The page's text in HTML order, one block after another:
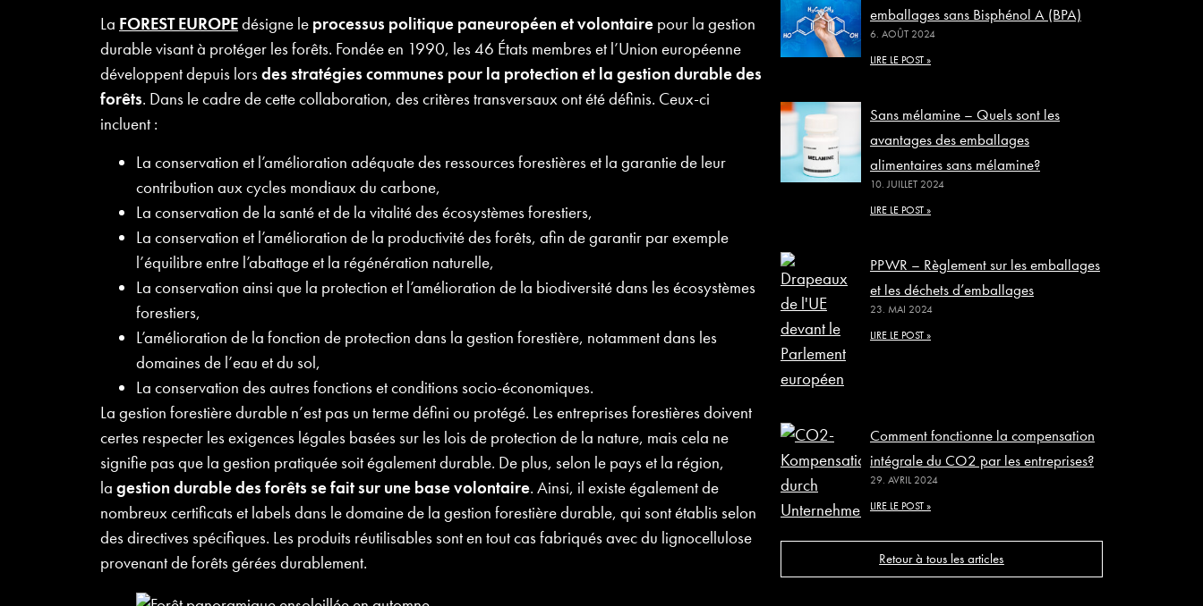
La FOREST EUROPEdésigne le processus politique paneuropéen et volontaire pour la gestion
durable visant à protéger les forêts. Fondée en 1990, les 46 États membres et l’Union européenne
développent depuis lorsdes stratégies communes pour la protection et la gestion durable des
forêts. Dans le cadre de cette collaboration, des critères transversaux ont été définis. Ceux-ci
incluent :
La conservation et l’amélioration adéquate des ressources forestières et la garantie de leur
contribution aux cycles mondiaux du carbone,
La conservation de la santé et de la vitalité des écosystèmes forestiers,
La conservation et l’amélioration de la productivité des forêts, afin de garantir par exemple
l’équilibre entre l’abattage et la régénération naturelle,
La conservation ainsi que la protection et l’amélioration de la biodiversité dans les écosystèmes
forestiers,
L’amélioration de la fonction de protection dans la gestion forestière, notamment dans les
domaines de l’eau et du sol,
La conservation des autres fonctions et conditions socio-économiques.
La gestion forestière durable n’est pas un terme défini ou protégé. Les entreprises forestières doivent
certes respecter les exigences légales basées sur les lois de protection de la nature, mais cela ne
signifie pas que la gestion pratiquée soit également durable. De plus, selon le pays et la région,
la gestion durable des forêts se fait sur une base volontaire. Ainsi, il existe également de
nombreux certificats et labels dans le domaine de la gestion forestière durable, qui sont établis selon
des directives spécifiques. Les produits réutilisables sont en tout cas fabriqués avec du lignocellulose
provenant de forêts gérées durablement.
emballages sans Bisphénol A (BPA)
6. AOÛT 2024
LIRE LE POST »
Sans mélamine – Quels sont les
avantages des emballages
alimentaires sans mélamine?
10. JUILLET 2024
LIRE LE POST »
PPWR – Règlement sur les emballages
et les déchets d’emballages
23. MAI 2024
LIRE LE POST »
Comment fonctionne la compensation
intégrale du CO2 par les entreprises?
29. AVRIL 2024
LIRE LE POST »
Retour à tous les articles